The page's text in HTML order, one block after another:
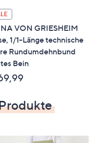
VON GRIESHEIM
1/1-Länge technische
Rundumdehnbund
Bein